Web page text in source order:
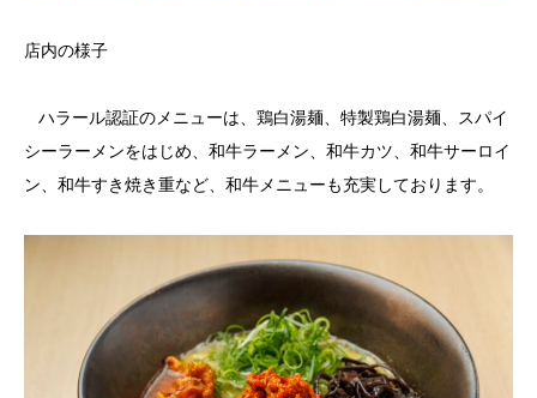
店内の様子
ハラール認証のメニューは、鶏白湯麺、特製鶏白湯麺、スパイ
シーラーメンをはじめ、和牛ラーメン、和牛カツ、和牛サーロイ
ン、和牛すき焼き重など、和牛メニューも充実しております。